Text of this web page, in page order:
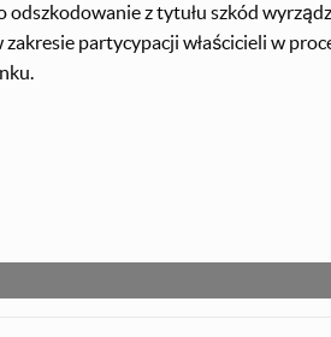
z tytułu szkód
partycypacji właścicieli w